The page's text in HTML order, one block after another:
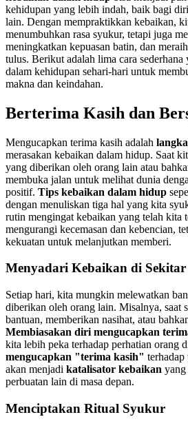
kehidupan yang lebih indah, baik bagi
lain. Dengan mempraktikkan kebaikan,
menumbuhkan rasa syukur, tetapi juga
meningkatkan kepuasan batin, dan
tulus. Berikut adalah lima cara sederhana
dalam kehidupan sehari-hari untuk
makna dan keindahan.
Berterima Kasih dan
Mengucapkan terima kasih adalah
merasakan kebaikan dalam hidup. Saat
yang diberikan oleh orang lain atau
membuka jalan untuk melihat dunia
positif. Tips kebaikan dalam hidup
dengan menuliskan tiga hal yang kita
rutin mengingat kebaikan yang telah kita
mengurangi kecemasan dan kebencian,
kekuatan untuk melanjutkan memberi.
Menyadari Kebaikan di Sekitar
Setiap hari, kita mungkin melewatkan
diberikan oleh orang lain. Misalnya, saat
bantuan, memberikan nasihat, atau
Membiasakan diri mengucapkan
kita lebih peka terhadap perhatian orang
mengucapkan "terima kasih"
akan menjadi katalisator kebaikan
perbuatan lain di masa depan.
Menciptakan Ritual Syukur